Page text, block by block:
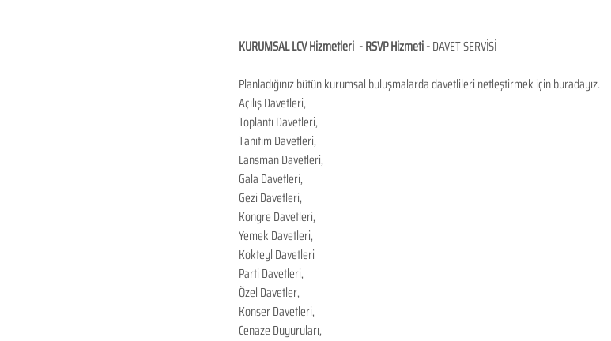
KURUMSAL LCV Hizmetleri  - RSVP Hizmeti - DAVET SERVİSİ
Planladığınız bütün kurumsal buluşmalarda davetlileri netleştirmek için buradayız.
Açılış Davetleri,
Toplantı Davetleri,
Tanıtım Davetleri,
Lansman Davetleri,
Gala Davetleri,
Gezi Davetleri,
Kongre Davetleri,
Yemek Davetleri,
Kokteyl Davetleri
Parti Davetleri,
Özel Davetler,
Konser Davetleri,
Cenaze Duyuruları,